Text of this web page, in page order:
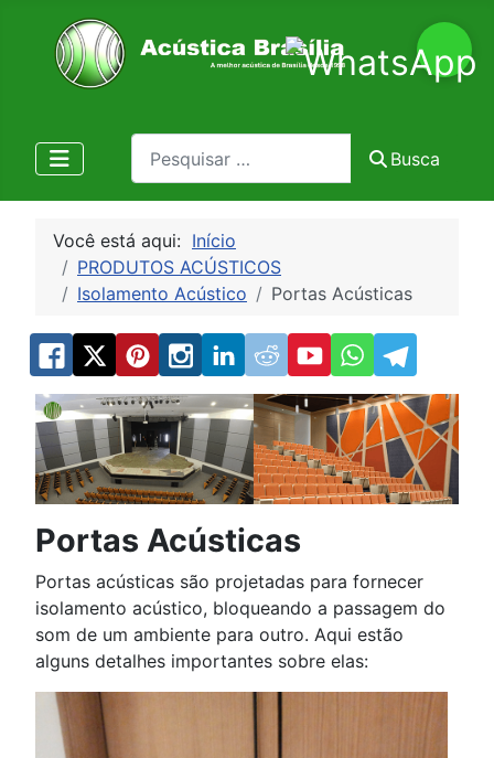
Pesquisa
Busca
Você está aqui: Início
PRODUTOS ACÚSTICOS
Isolamento Acústico
Portas Acústicas
Portas Acústicas
Portas acústicas são projetadas para fornecer
isolamento acústico, bloqueando a passagem do
som de um ambiente para outro. Aqui estão
alguns detalhes importantes sobre elas: